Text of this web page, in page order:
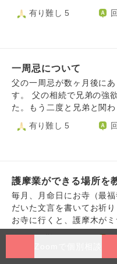
1年たった今でも残る火傷
ッセージは何なのか分か
ジ、どうしたら分かりま
ているのでしょうか。亡
母、そしてその他のご先
でしょうか。
うか？
人生をひっくり返すほど
た。今年のバレンタイン
く些細なことの積み重ね
場も家庭も、そして治療
こと、ひとつひとつに感
切に育んでいくことが、
た治療家の先生に、しば
節がありました。徐々に
れてしまい、元の近所に
た昨年から年末年始と引
とりで向き合う修正が必
長へと繋げる良いきっかけになりま
有り難し 5
一周忌について
父の一周忌が数ヶ月後に
す。 父の相続で兄弟の強
た。もう二度と兄弟と関
そんな家庭なので一周忌
日はお寺でお経をあげて
周忌に行かないことは非
を合わせたりお墓参りだ
の気持ちは置いておいて
しょうか？ この先も法事
か？ 教えていただけると
有り難し 5
護摩業ができる場所を
毎月、月命日にお寺（最
だいた文言を書いてお祈
お寺に行くと、護摩木がミ
になって売られていまし
けなので、鹿児島で良い